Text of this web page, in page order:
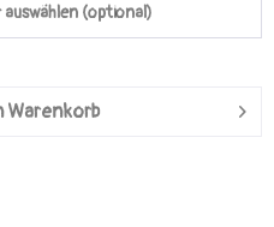
auswählen (optional)
Warenkorb